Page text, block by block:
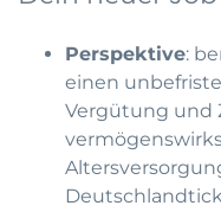
Perspektive:
einen
Vergütung und